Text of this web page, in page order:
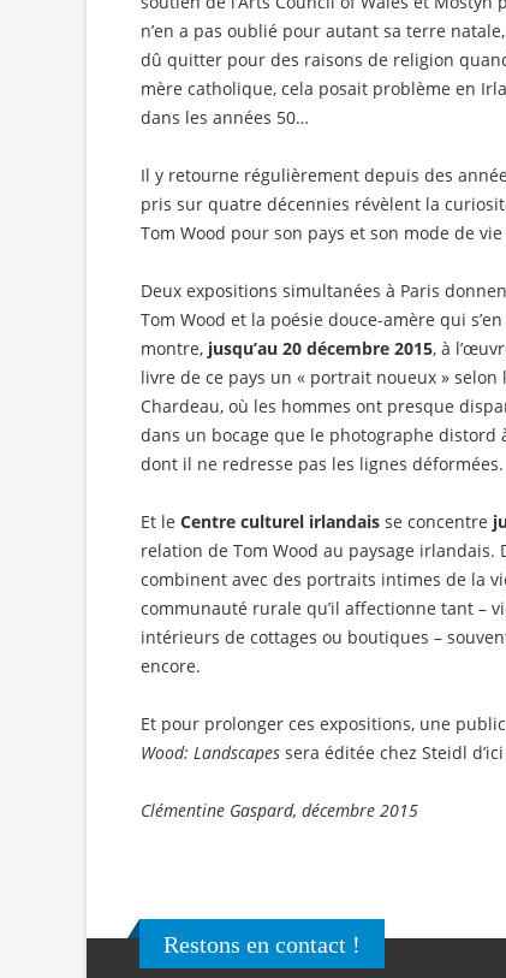
n’en a pas oublié pour autant sa terre
dû quitter pour des raisons de religion
mère catholique, cela posait problème en
dans les années 50…
Il y retourne régulièrement depuis des
pris sur quatre décennies révèlent la
Tom Wood pour son pays et son mode de
Deux expositions simultanées à Paris
Tom Wood et la poésie douce-amère qui s’en
montre, jusqu’au 20 décembre 2015, à
livre de ce pays un « portrait noueux »
Chardeau, où les hommes ont presque
dans un bocage que le photographe distord
dont il ne redresse pas les lignes déformées.
Et le Centre culturel irlandais se concentre
relation de Tom Wood au paysage irlandais.
combinent avec des portraits intimes de la
communauté rurale qu’il affectionne tant –
intérieurs de cottages ou boutiques –
encore.
Et pour prolonger ces expositions, une
Wood: Landscapes sera éditée chez Steidl
Clémentine Gaspard, décembre 2015
Restons en contact !